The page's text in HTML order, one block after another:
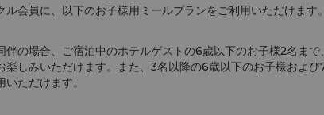
会員に、以下のお子様用ミールプランをご利用いただけます。
伴の場合、ご宿泊中のホテルゲストの6歳以下のお子様2名まで
楽しみいただけます。また、3名以降の6歳以下のお子様および
ただけます。